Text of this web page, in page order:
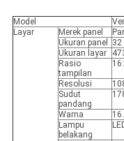
Model
Layar
Merek panel
Ukuran panel
32
Ukuran layar
Rasio
tampilan
Resolusi
Sudut
pandang
Warna
Lampu
belakang